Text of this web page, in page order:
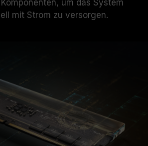
um das System
mit Strom zu versorgen.